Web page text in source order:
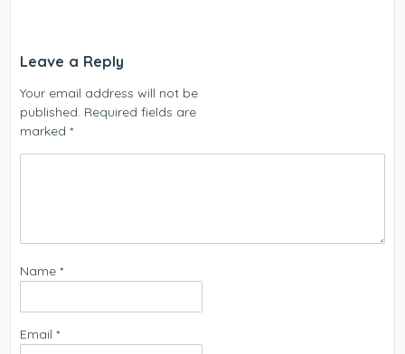
Leave a Reply
Your email address will not be
published. Required fields are
marked*
Name*
Email*